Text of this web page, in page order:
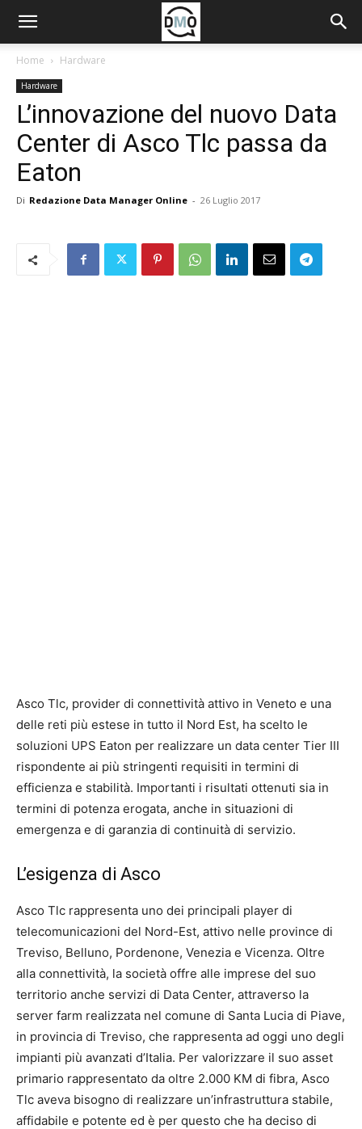
Home Hardware
Hardware
L’innovazione del nuovo Data
Center di Asco Tlc passa da
Eaton
Di Redazione Data Manager Online - 26 Luglio 2017
Asco Tlc, provider di connettività attivo in Veneto e una
delle reti più estese in tutto il Nord Est, ha scelto le
soluzioni UPS Eaton per realizzare un data center Tier III
rispondente ai più stringenti requisiti in termini di
efficienza e stabilità. Importanti i risultati ottenuti sia in
termini di potenza erogata, anche in situazioni di
emergenza e di garanzia di continuità di servizio.
L’esigenza di Asco
Asco Tlc rappresenta uno dei principali player di
telecomunicazioni del Nord-Est, attivo nelle province di
Treviso, Belluno, Pordenone, Venezia e Vicenza. Oltre
alla connettività, la società offre alle imprese del suo
territorio anche servizi di Data Center, attraverso la
server farm realizzata nel comune di Santa Lucia di Piave,
in provincia di Treviso, che rappresenta ad oggi uno degli
impianti più avanzati d’Italia. Per valorizzare il suo asset
primario rappresentato da oltre 2.000 KM di fibra, Asco
Tlc aveva bisogno di realizzare un’infrastruttura stabile,
affidabile e potente ed è per questo che ha deciso di